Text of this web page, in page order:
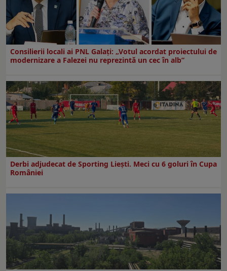
Consilierii locali ai PNL Galaţi: „Votul acordat proiectului de
modernizare a Falezei nu reprezintă un cec în alb”
Derbi adjudecat de Sporting Liești. Meci cu 6 goluri în Cupa
României